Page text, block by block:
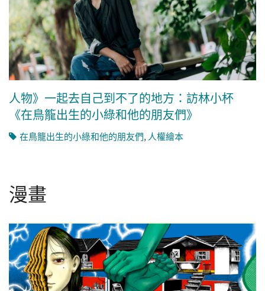
人物》一起去自己到不了的地方：訪林小杯
《在鳥籠出生的小綠和他的朋友們》
在鳥籠出生的小綠和他的朋友們, 人權繪本
漫畫